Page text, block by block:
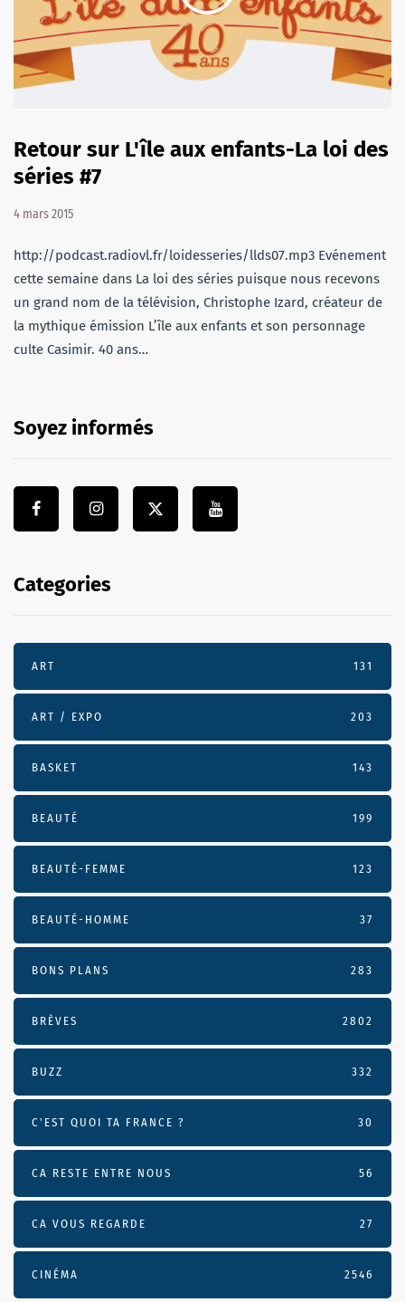
Retour sur L'île aux enfants-La loi des
séries #7
4 mars 2015
http://podcast.radiovl.fr/loidesseries/llds07.mp3 Evénement
cette semaine dans La loi des séries puisque nous recevons
un grand nom de la télévision, Christophe Izard, créateur de
la mythique émission L’île aux enfants et son personnage
culte Casimir. 40 ans…
Soyez informés
Categories
ART 131
ART / EXPO 203
BASKET 143
BEAUTÉ 199
BEAUTÉ-FEMME 123
BEAUTÉ-HOMME 37
BONS PLANS 283
BRÈVES 2802
BUZZ 332
C'EST QUOI TA FRANCE ? 30
CA RESTE ENTRE NOUS 56
CA VOUS REGARDE 27
CINÉMA 2546